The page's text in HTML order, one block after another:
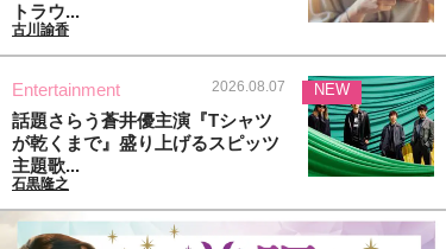
トラウ...
古川諭香
Entertainment 2026.08.07
話題さらう蒼井優主演『Tシャツ
が乾くまで』盛り上げるスピッツ
主題歌...
石黒隆之
NEW